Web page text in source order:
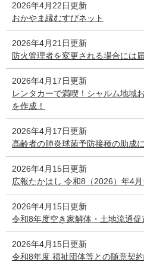
2026年4月22日更新
おかやま縁むすびネット
2026年4月21日更新
防火管理者を変更される場合には
2026年4月17日更新
レンタカーで満喫！シャルム地域
を作成！
2026年4月17日更新
高齢者の肺炎球菌予防接種の助成
2026年4月15日更新
広報たかはし 令和8（2026）年4
2026年4月15日更新
令和8年度空き家解体・土地流通
2026年4月15日更新
令和8年度 福祉団体等との随意契